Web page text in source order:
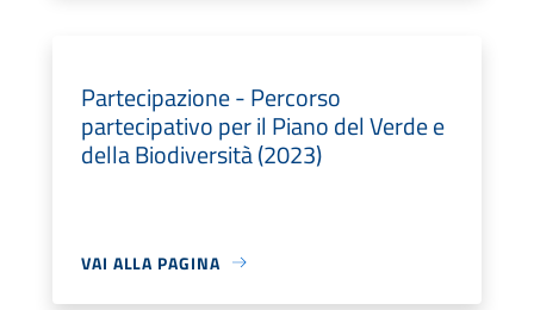
Partecipazione - Percorso
partecipativo per il Piano del Verde e
della Biodiversità (2023)
VAI ALLA PAGINA